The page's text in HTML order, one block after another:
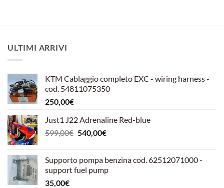
ULTIMI ARRIVI
KTM Cablaggio completo EXC - wiring harness -
cod. 54811075350
250,00€
Just1 J22 Adrenaline Red-blue
599,00€ Il
era:
599,00€.
540,00€Il
è:
540,00€.
Supporto pompa benzina cod. 62512071000 -
support fuel pump
35,00€